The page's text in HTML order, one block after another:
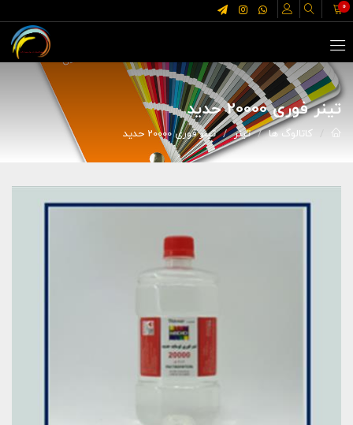
0
تینر فوری 20000 حدید
کاتالوگ ها تینر تینر فوری 20000 حدید